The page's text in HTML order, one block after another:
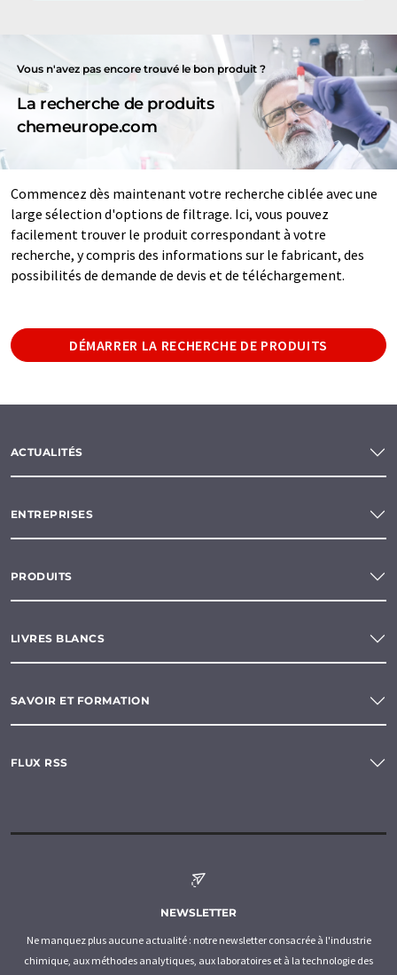
Vous n'avez pas encore trouvé le bon produit ?
La recherche de produits
chemeurope.com
Commencez dès maintenant votre recherche ciblée avec une
large sélection d'options de filtrage. Ici, vous pouvez
facilement trouver le produit correspondant à votre
recherche, y compris des informations sur le fabricant, des
possibilités de demande de devis et de téléchargement.
DÉMARRER LA RECHERCHE DE PRODUITS
ACTUALITÉS
ENTREPRISES
PRODUITS
LIVRES BLANCS
SAVOIR ET FORMATION
FLUX RSS
NEWSLETTER
Ne manquez plus aucune actualité : notre newsletter consacrée à l'industrie
chimique, aux méthodes analytiques, aux laboratoires et à la technologie des